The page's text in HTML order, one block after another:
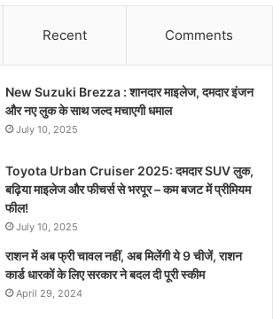
Recent Comments
New Suzuki Brezza : शानदार माइलेज, दमदार इंजन
और नए लुक के साथ जल्द मचाएगी धमाल
July 10, 2025
Toyota Urban Cruiser 2025: दमदार SUV लुक,
बढ़िया माइलेज और फीचर्स से भरपूर – कम बजट में प्रीमियम
फील!
July 10, 2025
राशन में अब फ्री चावल नहीं, अब मिलेंगी ये 9 चीजें, राशन
कार्ड धारकों के लिए सरकार ने बदल दी पूरी स्कीम
April 29, 2024